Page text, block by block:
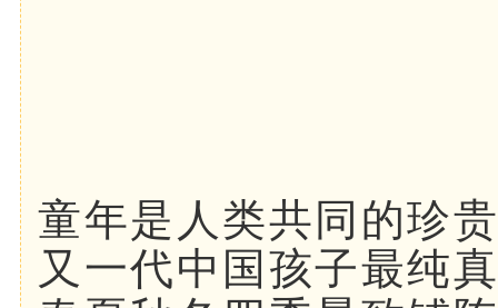
童年是人类共同的珍
又一代中国孩子最纯